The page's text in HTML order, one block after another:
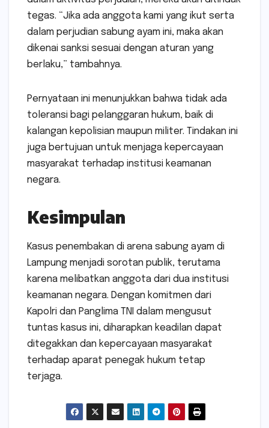
tegas. “Jika ada anggota kami yang ikut serta
dalam perjudian sabung ayam ini, maka akan
dikenai sanksi sesuai dengan aturan yang
berlaku,” tambahnya.
Pernyataan ini menunjukkan bahwa tidak ada
toleransi bagi pelanggaran hukum, baik di
kalangan kepolisian maupun militer. Tindakan ini
juga bertujuan untuk menjaga kepercayaan
masyarakat terhadap institusi keamanan
negara.
Kesimpulan
Kasus penembakan di arena sabung ayam di
Lampung menjadi sorotan publik, terutama
karena melibatkan anggota dari dua institusi
keamanan negara. Dengan komitmen dari
Kapolri dan Panglima TNI dalam mengusut
tuntas kasus ini, diharapkan keadilan dapat
ditegakkan dan kepercayaan masyarakat
terhadap aparat penegak hukum tetap
terjaga.